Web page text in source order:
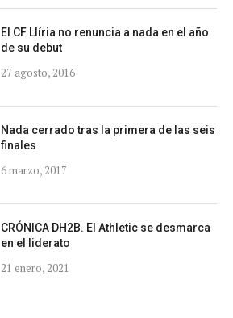
El CF Llíria no renuncia a nada en el año
de su debut
27 agosto, 2016
Nada cerrado tras la primera de las seis
finales
6 marzo, 2017
CRÓNICA DH2B. El Athletic se desmarca
en el liderato
21 enero, 2021